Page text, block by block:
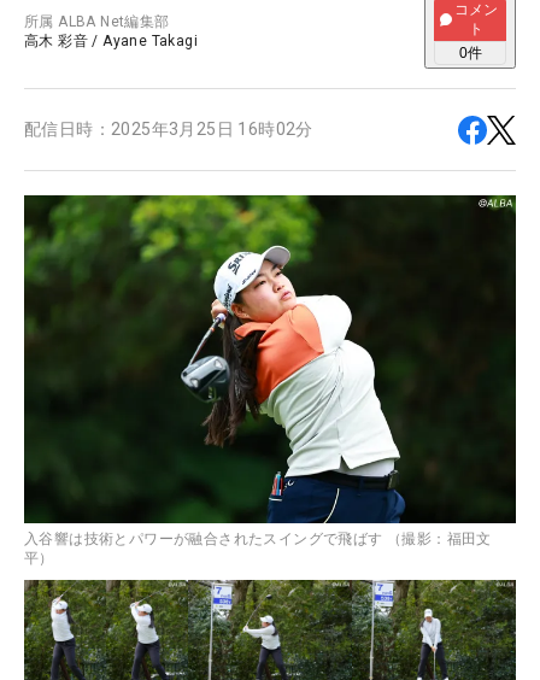
所属ALBA Net編集部
高木 彩音 /Ayane Takagi
コメン
ト
0件
配信日時： 2025年3月25日 16時02分
入谷響は技術とパワーが融合されたスイングで飛ばす （撮影：福田文
平）